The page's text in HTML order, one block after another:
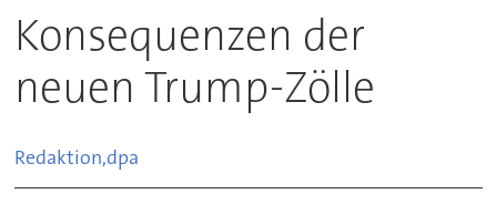
Konsequenzen der
neuen Trump-Zölle
Redaktion,dpa